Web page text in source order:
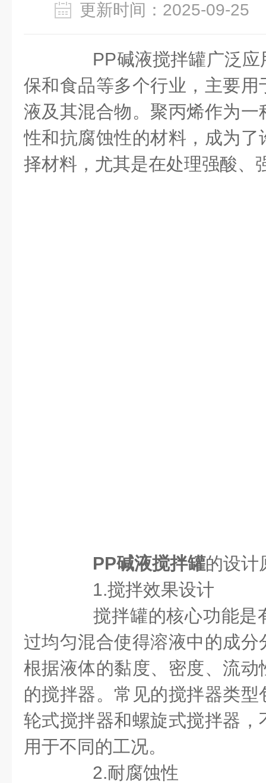
更新时间：2025-09-
PP碱液搅拌罐广泛应
保和食品等多个行业，主要
液及其混合物。聚丙烯作为
性和抗腐蚀性的材料，成为
择材料，尤其是在处理强酸、
PP碱液搅拌罐的设计
1.搅拌效果设计
搅拌罐的核心功能是
过均匀混合使得溶液中的成
根据液体的黏度、密度、流
的搅拌器。常见的搅拌器类
轮式搅拌器和螺旋式搅拌器
用于不同的工况。
2.耐腐蚀性